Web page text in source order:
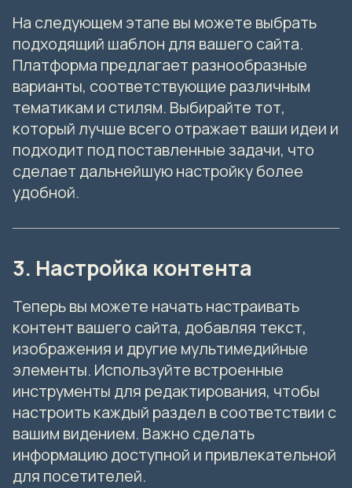
На следующем этапе вы можете выбрать
подходящий шаблон для вашего сайта.
Платформа предлагает разнообразные
варианты, соответствующие различным
тематикам и стилям. Выбирайте тот,
который лучше всего отражает ваши идеи и
подходит под поставленные задачи, что
сделает дальнейшую настройку более
удобной.
3. Настройка контента
Теперь вы можете начать настраивать
контент вашего сайта, добавляя текст,
изображения и другие мультимедийные
элементы. Используйте встроенные
инструменты для редактирования, чтобы
настроить каждый раздел в соответствии с
вашим видением. Важно сделать
информацию доступной и привлекательной
для посетителей.